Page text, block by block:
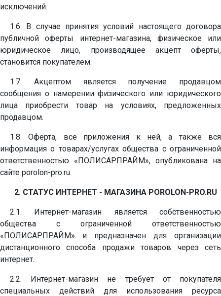
исключений.
1.6. В случае принятия условий настоящего договора
публичной оферты интернет-магазина, физическое или
юридическое лицо, производящее акцепт оферты,
становится покупателем.
1.7. Акцептом является получение продавцом
сообщения о намерении физического или юридического
лица приобрести товар на условиях, предложенных
продавцом.
1.8. Оферта, все приложения к ней, а также вся
информация о товарах/услугах общества с ограниченной
ответственностью «ПОЛИСАРПРАЙМ», опубликована на
сайте porolon-pro.ru.
2. СТАТУС ИНТЕРНЕТ - МАГАЗИНА POROLON-PRO.RU
2.1. Интернет-магазин является собственностью
общества с ограниченной ответственностью
«ПОЛИСАРПРАЙМ» и предназначен для организации
дистанционного способа продажи товаров через сеть
интернет.
2.2. Интернет-магазин не требует от покупателя
специальных действий для использования ресурса